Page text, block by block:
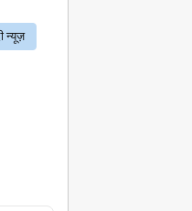
न्यूज़